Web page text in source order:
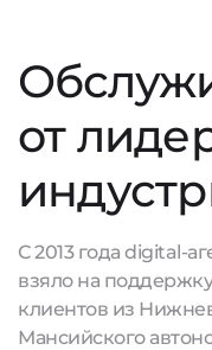
от
С 2013 года digital-
взяло на
клиентов из
Мансийского